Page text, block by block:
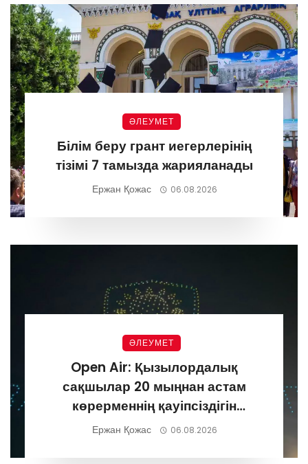
ӘЛЕУМЕТ
Білім беру грант иегерлерінің
тізімі 7 тамызда жарияланады
Ержан Қожас 06.08.2026
ӘЛЕУМЕТ
Open Air: Қызылордалық
сақшылар 20 мыңнан астам
көрерменнің қауіпсіздігін
қамтамасыз етті
Ержан Қожас 06.08.2026